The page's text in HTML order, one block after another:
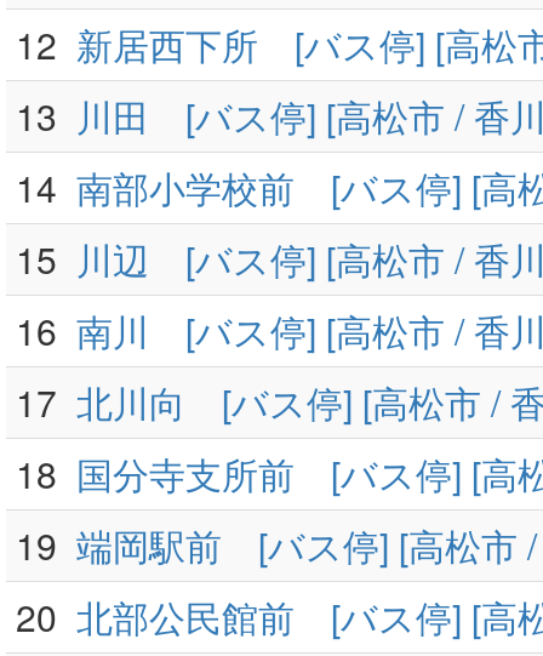
12 新居西下所 [バス停] [高松
13 川田 [バス停] [高松市 / 香
14 南部小学校前 [バス停] [高
15 川辺 [バス停] [高松市 / 香
16 南川 [バス停] [高松市 / 香
17 北川向 [バス停] [高松市 /
18 国分寺支所前 [バス停] [高
19 端岡駅前 [バス停] [高松市 /
20 北部公民館前 [バス停] [高